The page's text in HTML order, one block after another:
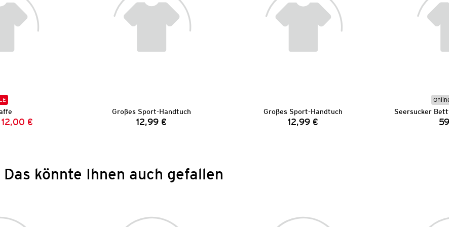
Vorheriger Preis:
Neuer Preis:
12,00 €
Großes Sport-Handtuch
Preis:
12,99 €
Großes Sport-Handtuch
Preis:
12,99 €
Online
Das könnte Ihnen auch gefallen